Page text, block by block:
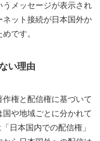
メッセージが表示され
ネット接続が日本国外か
です。
い理由
権と配信権に基づいて
や地域ごとに分かれて
日本国内での配信権」